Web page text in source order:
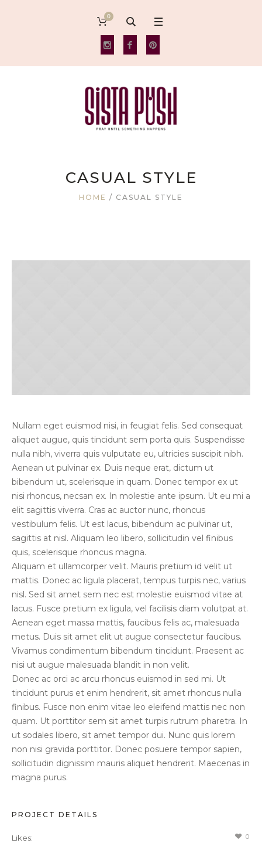
0
CASUAL STYLE
HOME / CASUAL STYLE
Nullam eget euismod nisi, in feugiat felis. Sed consequat
aliquet augue, quis tincidunt sem porta quis. Suspendisse
nulla nibh, viverra quis vulputate eu, ultricies suscipit nibh.
Aenean ut pulvinar ex. Duis neque erat, dictum ut
bibendum ut, scelerisque in quam. Donec tempor ex ut
nisi rhoncus, necsan ex. In molestie ante ipsum. Ut eu mi a
elit sagittis viverra. Cras ac auctor nunc, rhoncus
vestibulum felis. Ut est lacus, bibendum ac pulvinar ut,
sagittis at nisl. Aliquam leo libero, sollicitudin vel finibus
quis, scelerisque rhoncus magna.
Aliquam et ullamcorper velit. Mauris pretium id velit ut
mattis. Donec ac ligula placerat, tempus turpis nec, varius
nisl. Sed sit amet sem nec est molestie euismod vitae at
lacus. Fusce pretium ex ligula, vel facilisis diam volutpat at.
Aenean eget massa mattis, faucibus felis ac, malesuada
metus. Duis sit amet elit ut augue consectetur faucibus.
Vivamus condimentum bibendum tincidunt. Praesent ac
nisi ut augue malesuada blandit in non velit.
Donec ac orci ac arcu rhoncus euismod in sed mi. Ut
tincidunt purus et enim hendrerit, sit amet rhoncus nulla
finibus. Fusce non enim vitae leo eleifend mattis nec non
quam. Ut porttitor sem sit amet turpis rutrum pharetra. In
ut sodales libero, sit amet tempor dui. Nunc quis lorem
non nisi gravida porttitor. Donec posuere tempor sapien,
sollicitudin dignissim mauris aliquet hendrerit. Maecenas in
magna purus.
PROJECT DETAILS
Likes: 0